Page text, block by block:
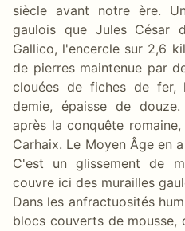
siècle avant notre ère.
gaulois que Jules César
Gallico, l'encercle sur 2,6
de pierres maintenue par
clouées de fiches de
demie, épaisse de
après la conquête
Carhaix. Le Moyen Âge en
C'est un glissement de
couvre ici des murailles
Dans les anfractuosités
blocs couverts de